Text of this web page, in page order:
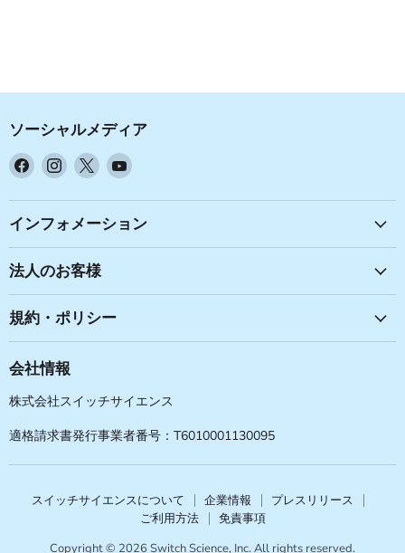
ソーシャルメディア
Facebook
見
つ
て
く
だ
さ
い
Instagram
見
つ
て
く
だ
さ
い
X
見
つ
て
く
だ
さ
い
YouTube
見
つ
だ
い
インフォメーション
法人のお客様
規約・ポリシー
会社情報
株式会社スイッチサイエンス
適格請求書発行事業者番号：T6010001130095
スイッチサイエンスについて 企業情報
プレスリリース
ご利用方法
免責事項
Copyright © 2026 Switch Science, Inc. All rights reserved.